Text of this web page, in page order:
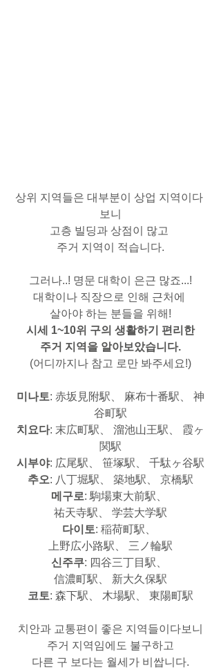
상위 지역들은 대부분이 상업 지역이다
보니
고층 빌딩과 상점이 많고
주거 지역이 적습니다.
그러나..! 명문 대학이 은근 많죠...!
대학이나 직장으로 인해 근처에
살아야 하는 분들을 위해!
시세 1~10위 구의 생활하기 편리한
주거 지역을 알아보았습니다.
(어디까지나 참고 로만 봐주세요!)
미나토: 赤坂見附駅、 麻布十番駅、 神
谷町駅
치요다: 末広町駅、 溜池山王駅、 霞ヶ
関駅
시부야: 広尾駅、 笹塚駅、 千駄ヶ谷駅
추오: 八丁堀駅、 築地駅、 京橋駅
메구로: 駒場東大前駅、
祐天寺駅、 学芸大学駅
다이토: 稲荷町駅、
上野広小路駅、 三ノ輪駅
신주쿠: 四谷三丁目駅、
信濃町駅、 新大久保駅
코토: 森下駅、 木場駅、 東陽町駅
치안과 교통편이 좋은 지역들이다보니
주거 지역임에도 불구하고
다른 구 보다는 월세가 비쌉니다.